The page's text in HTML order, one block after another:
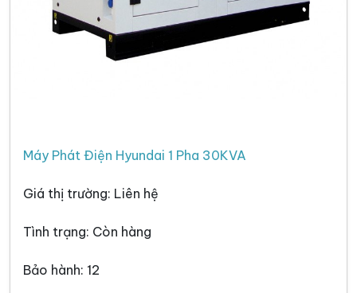
Máy Phát Điện Hyundai 1 Pha 30KVA
Giá thị trường: Liên hệ
Tình trạng: Còn hàng
Bảo hành: 12